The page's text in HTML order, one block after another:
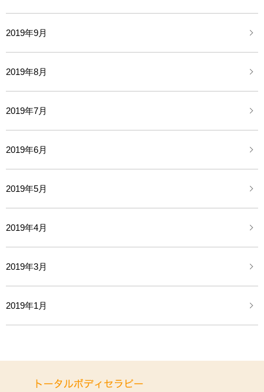
2019年9月
2019年8月
2019年7月
2019年6月
2019年5月
2019年4月
2019年3月
2019年1月